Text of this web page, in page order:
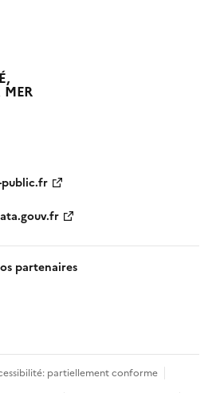
public.fr
partenaires
partiellement conforme